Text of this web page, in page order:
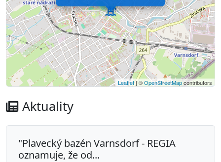
Leaflet| ©OpenStreetMapcontributors
Aktuality
"Plavecký bazén Varnsdorf - REGIA
oznamuje, že od...